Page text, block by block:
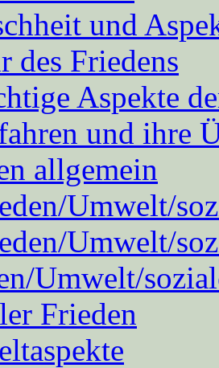
und
des Friedens
Aspekte
und ihre
allgemein
Umwelt/
Umwelt/
Umwelt/
Frieden